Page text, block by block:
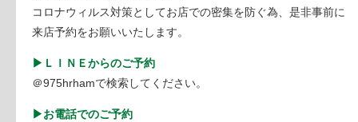
コロナウィルス対策としてお店での密集を防ぐ為、是非事前に
来店予約をお願いいたします。
▶ＬＩＮＥからのご予約
＠975hrhamで検索してください。
▶お電話でのご予約